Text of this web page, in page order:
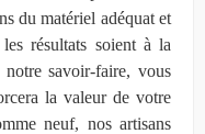
du matériel adéquat et
résultats soient à la
savoir-faire, vous
la valeur de votre
neuf, nos artisans